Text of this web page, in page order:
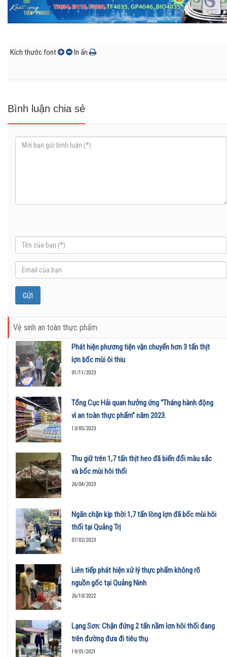
Kích thước font In ấn
Bình luận chia sẻ
Vệ sinh an toàn thực phẩm
Phát hiện phương tiện vận chuyển hơn 3 tấn thịt
lợn bốc mùi ôi thiu
01/11/2023
Tổng Cục Hải quan hưởng ứng “Tháng hành động
vì an toàn thực phẩm” năm 2023.
13/05/2023
Thu giữ trên 1,7 tấn thịt heo đã biến đổi màu sắc
và bốc mùi hôi thối
26/04/2023
Ngăn chặn kịp thời 1,7 tấn lòng lợn đã bốc mùi hôi
thối tại Quảng Trị
07/02/2023
Liên tiếp phát hiện xử lý thực phẩm không rõ
nguồn gốc tại Quảng Ninh
26/10/2022
Lạng Sơn: Chặn đứng 2 tấn nầm lơn hôi thối đang
trên đường đưa đi tiêu thụ
19/01/2021